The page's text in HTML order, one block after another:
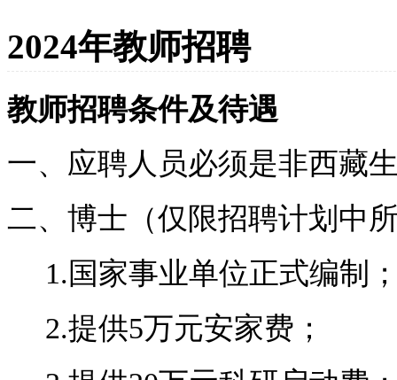
2024年教师招聘
教师招聘条件及待遇
一、应聘人员必须是非西藏
二、博士（仅限招聘计划中
1.国家事业单位正式编制
2.提供5万元安家费；